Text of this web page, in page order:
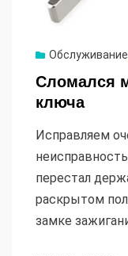
Обслуживание
Сломался
ключа
Исправляем
перестал
раскрытом
замке